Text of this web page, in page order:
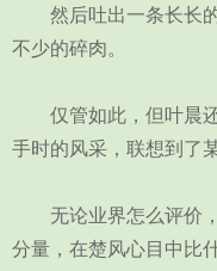
然后吐出一条长长的
不少的碎肉。
仅管如此，但叶晨还
手时的风采，联想到了
无论业界怎么评价，
分量，在楚风心目中比